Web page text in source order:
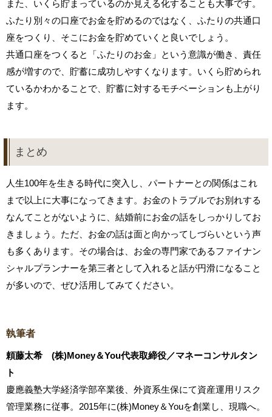
また、いくら貯まっているのか見える化することも大事です。
ふたり別々の口座でお金を貯めるのではなく、ふたりの共通口
座をつくり、そこにお金を貯めていくと良いでしょう。
共通口座をつくると「ふたりのお金」という意識が働き、責任
感が増すので、貯蓄に成功しやすくなります。いくら貯められ
ているかわかることで、貯蓄に対するモチベーションも上がり
ます。
まとめ
人生100年を生きる時代に突入し、パートナーとの関係はこれ
まで以上に大事になってきます。お金のトラブルでお別れする
なんてことがないように、結婚前にお金の話をしっかりしてお
きましょう。ただ、お金の話は面と向かってしづらいという声
も多くあります。その場合は、お金の専門家であるファイナン
シャルプランナーを第三者として入れると話が円滑になること
が多いので、ぜひ活用してみてください。
執筆者
頼藤太希 (株)Money＆You代表取締役／マネーコンサルタン
ト
慶應義塾大学経済学部卒業後、外資系生保にて資産運用リスク
管理業務に従事。2015年に(株)Money＆Youを創業し、現職へ。